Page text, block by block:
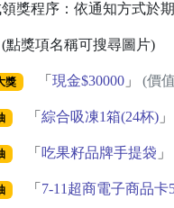
獎程序：依通知方式於
點獎項名稱可搜尋圖片)
獎 「 現金$30000」 (價
「 綜合吸凍1箱(24杯)
「 吃果籽品牌手提袋
「 7-11超商電子商品卡